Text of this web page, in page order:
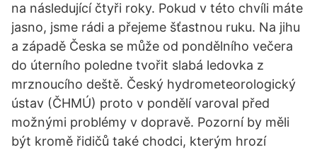
na následující čtyři roky. Pokud v této chvíli máte
jasno, jsme rádi a přejeme šťastnou ruku. Na jihu
a západě Česka se může od pondělního večera
do úterního poledne tvořit slabá ledovka z
mrznoucího deště. Český hydrometeorologický
ústav (ČHMÚ) proto v pondělí varoval před
možnými problémy v dopravě. Pozorní by měli
být kromě řidičů také chodci, kterým hrozí